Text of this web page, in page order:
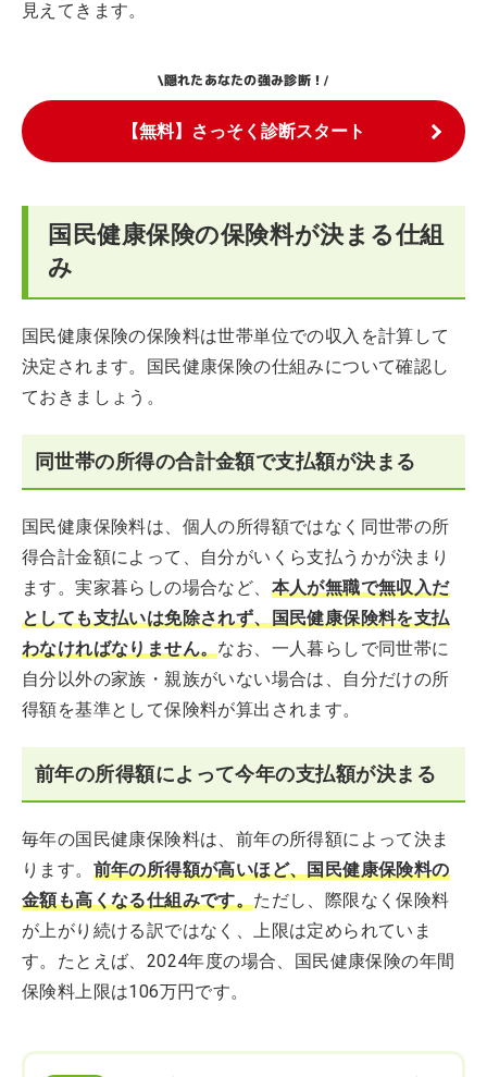
見えてきます。
\隠れたあなたの強み診断！/
【無料】さっそく診断スタート
国民健康保険の保険料が決まる仕組
み
国民健康保険の保険料は世帯単位での収入を計算して
決定されます。国民健康保険の仕組みについて確認し
ておきましょう。
同世帯の所得の合計金額で支払額が決まる
国民健康保険料は、個人の所得額ではなく同世帯の所
得合計金額によって、自分がいくら支払うかが決まり
ます。実家暮らしの場合など、 本人が無職で無収入だ
としても支払いは免除されず、国民健康保険料を支払
わなければなりません。なお、一人暮らしで同世帯に
自分以外の家族・親族がいない場合は、自分だけの所
得額を基準として保険料が算出されます。
前年の所得額によって今年の支払額が決まる
毎年の国民健康保険料は、前年の所得額によって決ま
ります。 前年の所得額が高いほど、国民健康保険料の
金額も高くなる仕組みです。ただし、際限なく保険料
が上がり続ける訳ではなく、上限は定められていま
す。たとえば、2024年度の場合、国民健康保険の年間
保険料上限は106万円です。